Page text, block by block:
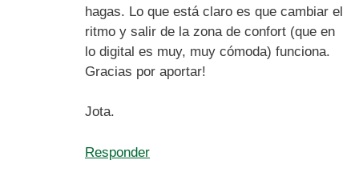
hagas. Lo que está claro es que cambiar el
ritmo y salir de la zona de confort (que en
lo digital es muy, muy cómoda) funciona.
Gracias por aportar!
Jota.
Responder